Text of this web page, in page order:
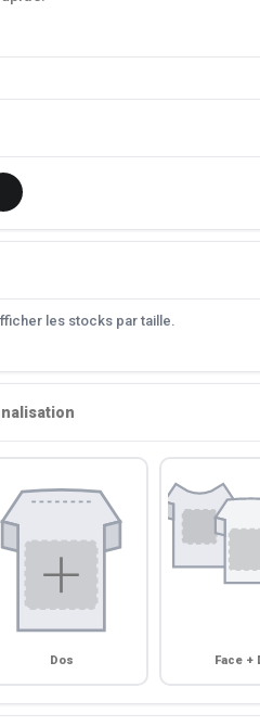
les stocks par taille.
Dos Face +